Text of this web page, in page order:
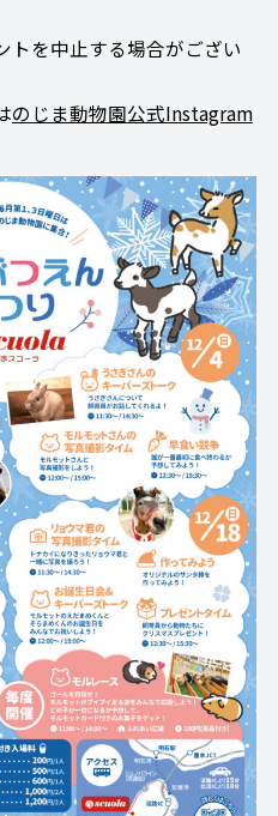
を中止する場合がござい
のじま動物園公式Instagram